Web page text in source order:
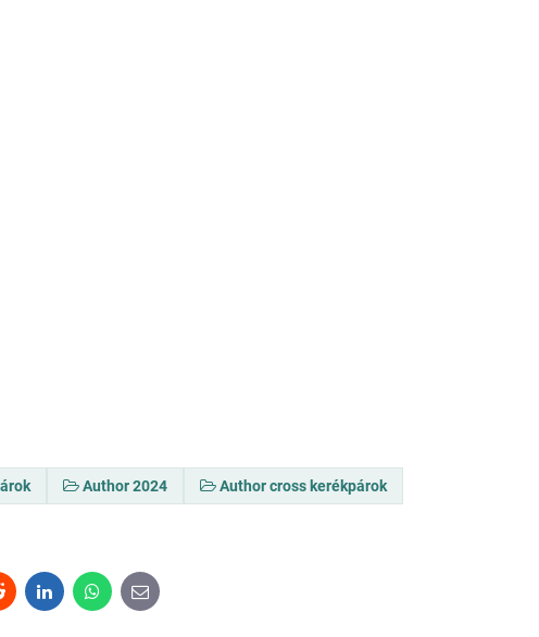
Author 2024 Author cross kerékpárok
LinkedInWhatsApp
E-
mail